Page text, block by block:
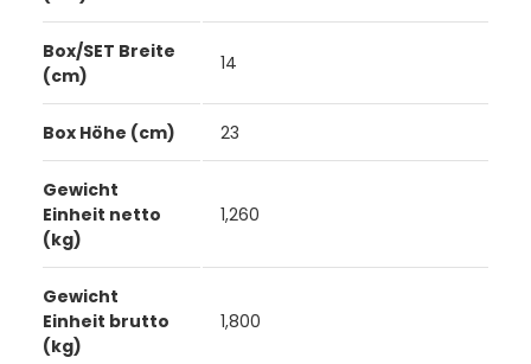
Box/SET Breite
(cm)
14
Box Höhe (cm) 23
Gewicht
Einheit netto
(kg)
1,260
Gewicht
Einheit brutto
(kg)
1,800